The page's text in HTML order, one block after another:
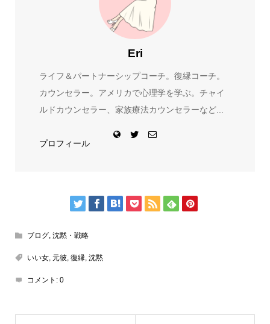
Eri
ライフ＆パートナーシップコーチ。復縁コーチ。
カウンセラー。アメリカで心理学を学ぶ。チャイ
ルドカウンセラー、家族療法カウンセラーなど...
プロフィール
ブログ, 沈黙・戦略
いい女, 元彼, 復縁, 沈黙
コメント: 0